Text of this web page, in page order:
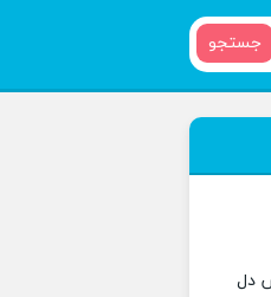
جستجو
دل